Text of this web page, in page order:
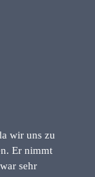
wir uns zu
Er nimmt
sehr